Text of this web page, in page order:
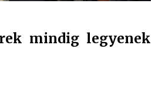
mindig legyenek